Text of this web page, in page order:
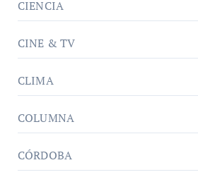
CIENCIA
CINE & TV
CLIMA
COLUMNA
CÓRDOBA